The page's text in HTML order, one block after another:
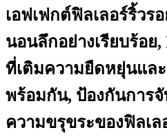
เอฟเฟกต์ฟิลเลอร์ริ้วร
นอนลึกอย่างเรียบร้อย,
ที่เติมความยืดหยุ่นแล
พร้อมกัน, ป้องกันการ
ความขรุขระของฟิลเ